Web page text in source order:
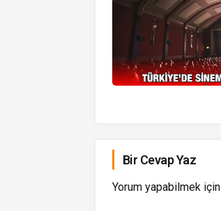
Bir Cevap Yaz
Yorum yapabilmek için